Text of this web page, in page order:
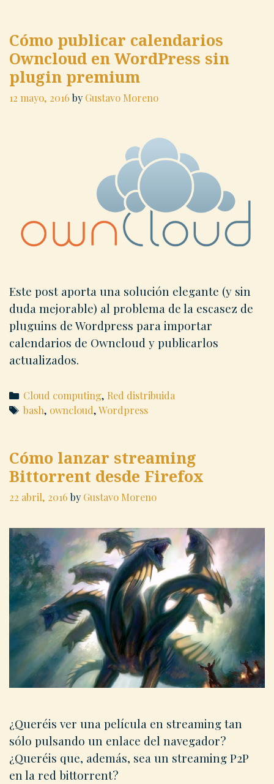
Cómo publicar calendarios
Owncloud en WordPress sin
plugin premium
12 mayo, 2016 by Gustavo Moreno
Este post aporta una solución elegante (y sin
duda mejorable) al problema de la escasez de
pluguins de Wordpress para importar
calendarios de Owncloud y publicarlos
actualizados.
Categories
Cloud computing, Red distribuida
Tags
bash, owncloud,Wordpress
Cómo lanzar streaming
Bittorrent desde Firefox
22 abril, 2016 by Gustavo Moreno
¿Queréis ver una película en streaming tan
sólo pulsando un enlace del navegador?
¿Queréis que, además, sea un streaming P2P
en la red bittorrent?